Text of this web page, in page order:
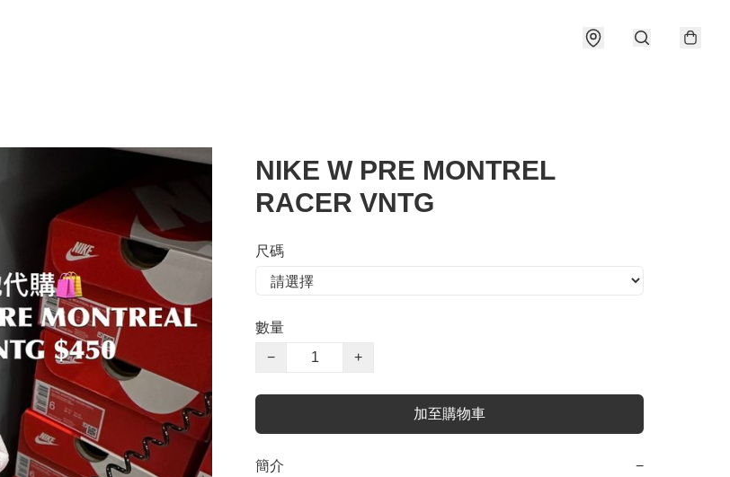
NIKE W PRE MONTREL
RACER VNTG
尺碼
數量
−
+
加至購物車
簡介 −